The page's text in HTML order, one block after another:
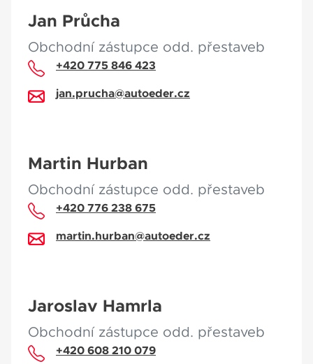
Jan Průcha
Obchodní zástupce odd. přestaveb
+420 775 846 423
jan.prucha@autoeder.cz
Martin Hurban
Obchodní zástupce odd. přestaveb
+420 776 238 675
martin.hurban@autoeder.cz
Jaroslav Hamrla
Obchodní zástupce odd. přestaveb
+420 608 210 079